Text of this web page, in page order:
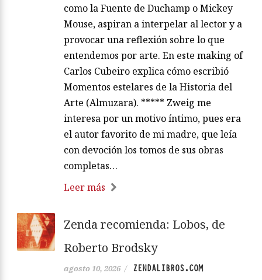
como la Fuente de Duchamp o Mickey
Mouse, aspiran a interpelar al lector y a
provocar una reflexión sobre lo que
entendemos por arte. En este making of
Carlos Cubeiro explica cómo escribió
Momentos estelares de la Historia del
Arte (Almuzara). ***** Zweig me
interesa por un motivo íntimo, pues era
el autor favorito de mi madre, que leía
con devoción los tomos de sus obras
completas…
Leer más
Zenda recomienda: Lobos, de
Roberto Brodsky
agosto 10, 2026 / ZENDALIBROS.COM